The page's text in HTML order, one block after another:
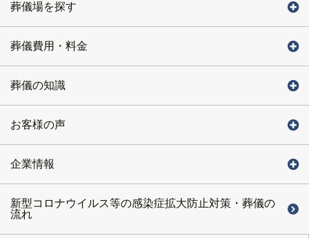
葬儀場を探す
葬儀費用・料金
葬儀の知識
お客様の声
企業情報
新型コロナウイルス等の感染症拡大防止対策・葬儀の
流れ